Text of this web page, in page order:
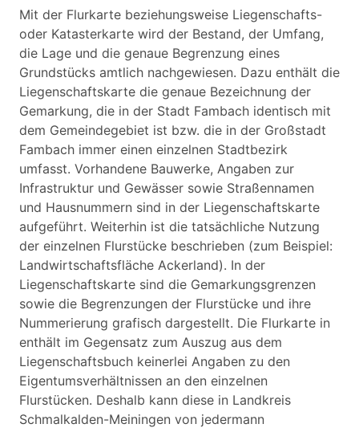
Mit der Flurkarte beziehungsweise Liegenschafts-
oder Katasterkarte wird der Bestand, der Umfang,
die Lage und die genaue Begrenzung eines
Grundstücks amtlich nachgewiesen. Dazu enthält die
Liegenschaftskarte die genaue Bezeichnung der
Gemarkung, die in der Stadt Fambach identisch mit
dem Gemeindegebiet ist bzw. die in der Großstadt
Fambach immer einen einzelnen Stadtbezirk
umfasst. Vorhandene Bauwerke, Angaben zur
Infrastruktur und Gewässer sowie Straßennamen
und Hausnummern sind in der Liegenschaftskarte
aufgeführt. Weiterhin ist die tatsächliche Nutzung
der einzelnen Flurstücke beschrieben (zum Beispiel:
Landwirtschaftsfläche Ackerland). In der
Liegenschaftskarte sind die Gemarkungsgrenzen
sowie die Begrenzungen der Flurstücke und ihre
Nummerierung grafisch dargestellt. Die Flurkarte in
enthält im Gegensatz zum Auszug aus dem
Liegenschaftsbuch keinerlei Angaben zu den
Eigentumsverhältnissen an den einzelnen
Flurstücken. Deshalb kann diese in Landkreis
Schmalkalden-Meiningen von jedermann